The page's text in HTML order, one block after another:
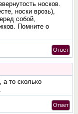
носков.
носки врозь),
собой,
Помните о
Ответ
а то сколько
Ответ